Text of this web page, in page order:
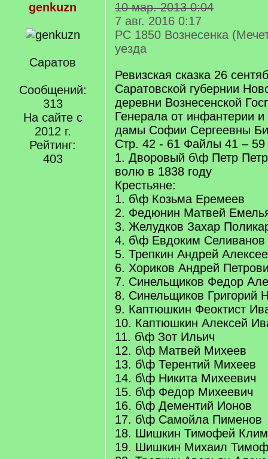
genkuzn
Саратов
Сообщений:
313
На сайте с
2012 г.
Рейтинг:
403
10 мар. 2013 0:04
7 авг. 2016 0:17
РС 1850 Вознесенка
уезда
Ревизская сказка 26
Саратовской губернии
деревни Вознесенской
Генерала от инфантерии
дамы Софии Сергеевны
Стр. 42 - 61 Файлы 41 – 59
1. Дворовый б\ф Петр
волю в 1838 году
Крестьяне:
1. б\ф Козьма Еремеев
2. Федюнин Матвей
3. Желудков Захар
4. б\ф Евдоким Селиванов
5. Трепкин Андрей
6. Хориков Андрей
7. Синельщиков Федор
8. Синельщиков Григорий
9. Каптюшкин Феоктист
10. Каптюшкин Алексей
11. б\ф Зот Ильич
12. б\ф Матвей Михеев
13. б\ф Терентий Михеев
14. б\ф Никита Михеевич
15. б\ф Федор Михеевич
16. б\ф Дементий Ионов
17. б\ф Самойла Пименов
18. Шишкин Тимофей
19. Шишкин Михаил